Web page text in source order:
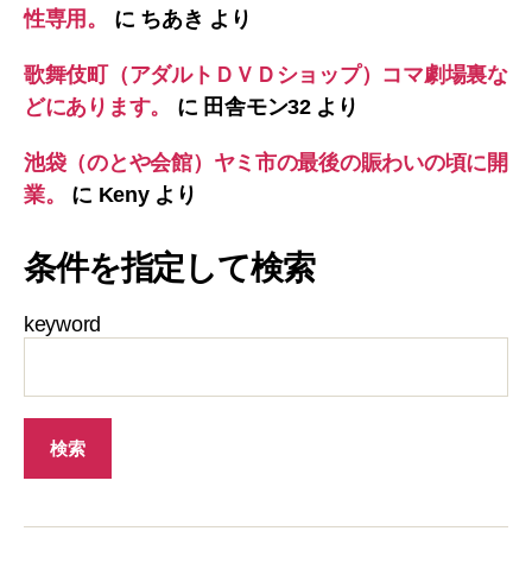
性専用。
に ちあき より
歌舞伎町（アダルトＤＶＤショップ）コマ劇場裏な
どにあります。
に 田舎モン32より
池袋（のとや会館）ヤミ市の最後の賑わいの頃に開
業。
に Kenyより
条件を指定して検索
keyword